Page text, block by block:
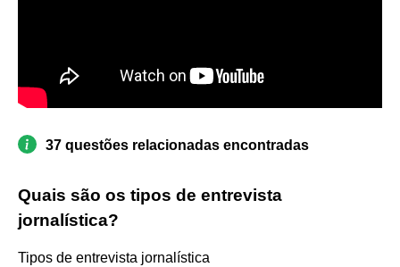
37 questões relacionadas encontradas
Quais são os tipos de entrevista
jornalística?
Tipos de entrevista jornalística